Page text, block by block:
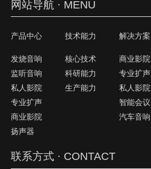
网站导航 · MENU
产品中心
发烧音响
监听音响
私人影院
专业扩声
商业影院
扬声器
技术能力
核心技术
科研能力
生产能力
解决方案
商业影院
专业扩声
私人影院
智能会议
汽车音响
联系方式 · CONTACT